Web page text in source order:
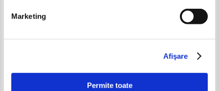
Marketing
Afişare
Permite toate
nackte mensch in der kunst
Kunstgeschichte (1928)